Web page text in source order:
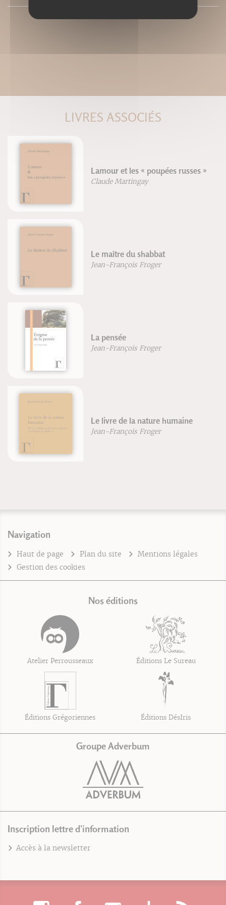
LIVRES ASSOCIÉS
Lamour et les « poupées russes »
Claude Martingay
Le maître du shabbat
Jean-François Froger
La pensée
Jean-François Froger
Le livre de la nature humaine
Jean-François Froger
Navigation
Haut de page Plan du site
Mentions légales
Gestion des cookies
Nos éditions
Atelier Perrousseaux Éditions Le Sureau
Éditions Grégoriennes Éditions DésIris
Groupe Adverbum
Inscription lettre d'information
Accès à la newsletter